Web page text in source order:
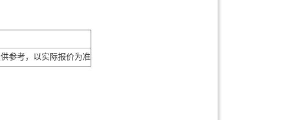
参考，以实际报价为准